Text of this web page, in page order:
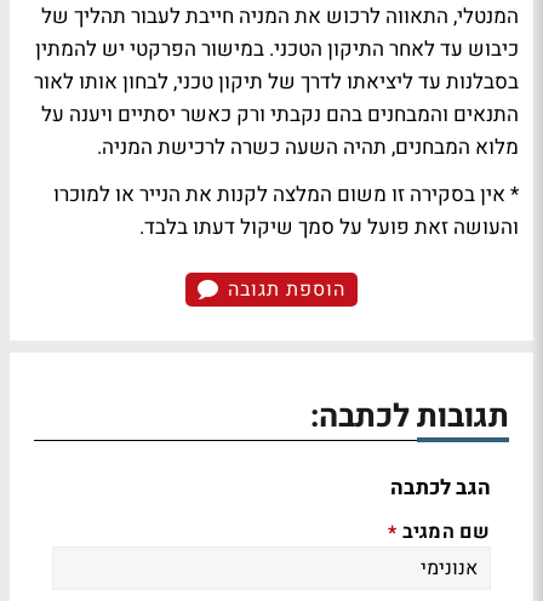
המנטלי, התאווה לרכוש את המניה חייבת לעבור תהליך של
כיבוש עד לאחר התיקון הטכני. במישור הפרקטי יש להמתין
בסבלנות עד ליציאתו לדרך של תיקון טכני, לבחון אותו לאור
התנאים והמבחנים בהם נקבתי ורק כאשר יסתיים ויענה על
מלוא המבחנים, תהיה השעה כשרה לרכישת המניה.
* אין בסקירה זו משום המלצה לקנות את הנייר או למוכרו
והעושה זאת פועל על סמך שיקול דעתו בלבד.
הוספת תגובה
תגובות לכתבה:
הגב לכתבה
שם המגיב *